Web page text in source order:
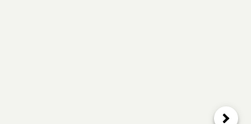
次へ